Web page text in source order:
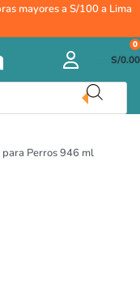
mayores a S/100 a Lima
S/0.00
0
para Perros 946 ml